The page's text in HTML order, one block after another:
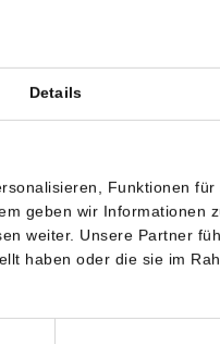
Details
Funktionen
geben wir Informationen
weiter. Unsere Partner
haben oder die sie im